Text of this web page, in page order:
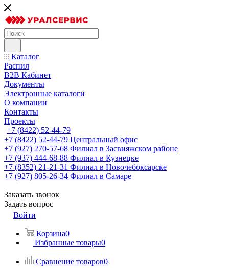
Каталог
Распил
B2B Кабинет
Документы
Электронные каталоги
О компании
Контакты
Проекты
+7 (8422) 52-44-79
+7 (8422) 52-44-79 Центральный офис
+7 (927) 270-57-68 Филиал в Засвияжском районе
+7 (937) 444-68-88 Филиал в Кузнецке
+7 (8352) 21-21-31 Филиал в Новочебоксарске
+7 (927) 805-26-34 Филиал в Самаре
Заказать звонок
Задать вопрос
Войти
Корзина0
Избранные товары0
Сравнение товаров0